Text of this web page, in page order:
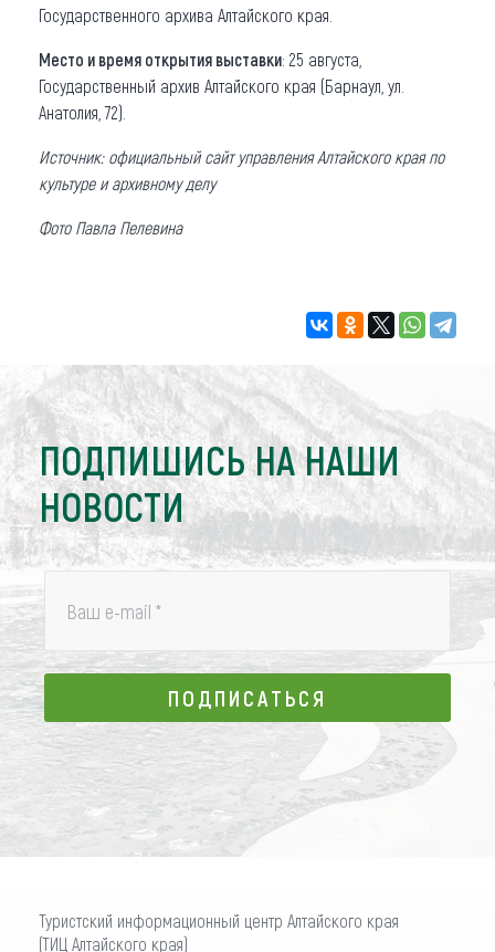
Государственного архива Алтайского края.
Место и время открытия выставки: 25 августа,
Государственный архив Алтайского края (Барнаул, ул.
Анатолия, 72).
Источник: официальный сайт управления Алтайского края по
культуре и архивному делу
Фото Павла Пелевина
ПОДПИШИСЬ НА НАШИ
НОВОСТИ
Ваш e-mail *
ПОДПИСАТЬСЯ
ПОДПИСАТЬСЯ
Туристский информационный центр Алтайского края
(ТИЦ Алтайского края)